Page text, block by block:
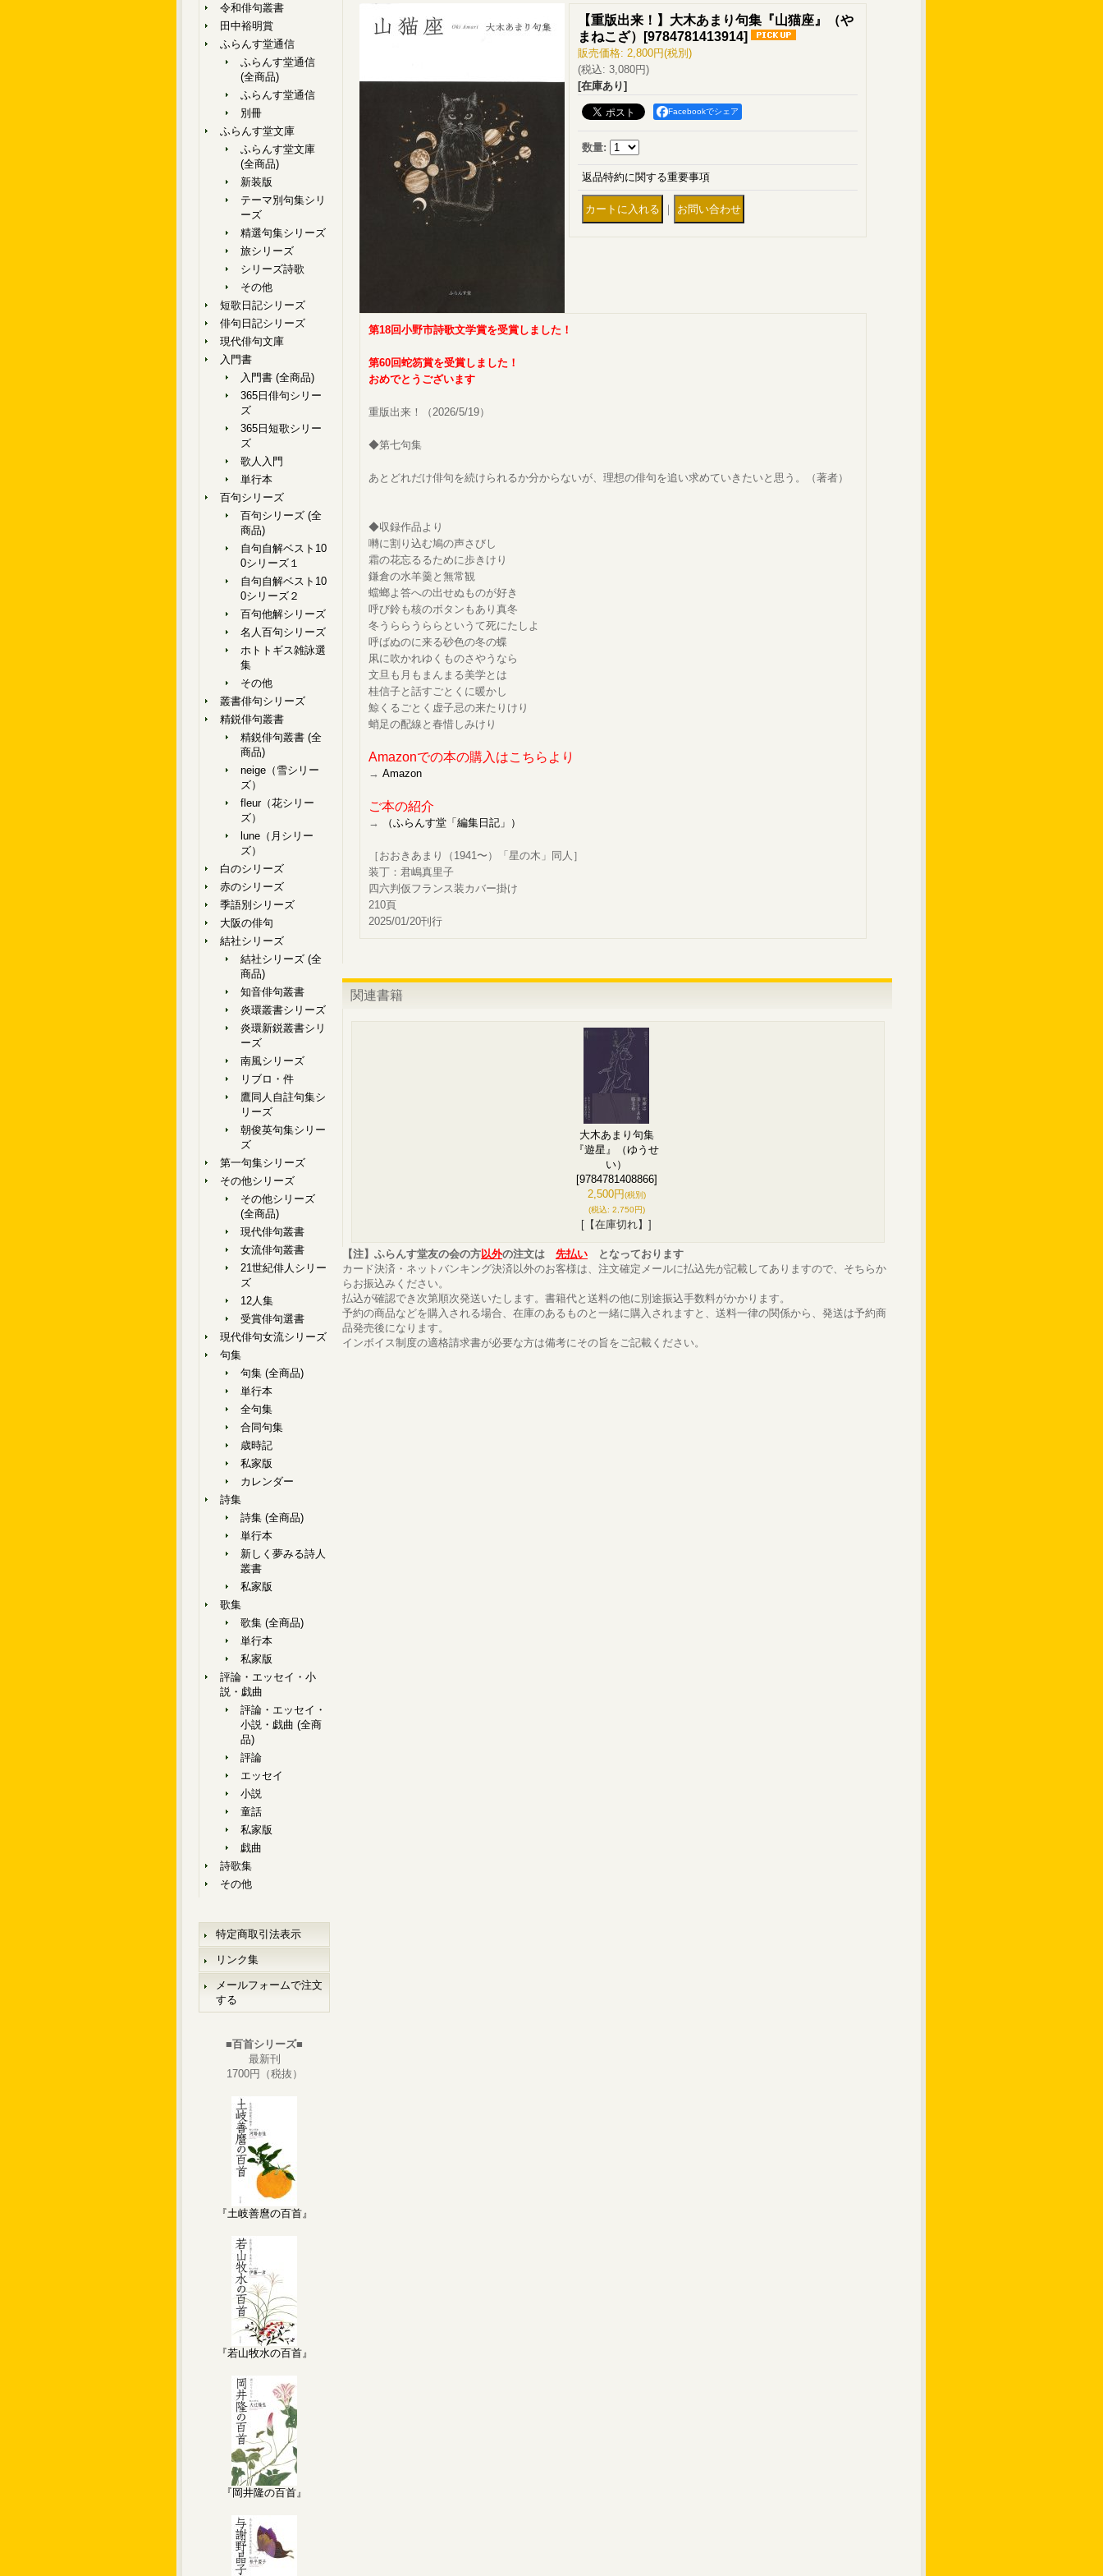
令和俳句叢書
田中裕明賞
ふらんす堂通信
ふらんす堂通信
(全商品)
ふらんす堂通信
別冊
ふらんす堂文庫
ふらんす堂文庫
(全商品)
新装版
テーマ別句集シリ
ーズ
精選句集シリーズ
旅シリーズ
シリーズ詩歌
その他
短歌日記シリーズ
俳句日記シリーズ
現代俳句文庫
入門書
入門書 (全商品)
365日俳句シリー
ズ
365日短歌シリー
ズ
歌人入門
単行本
百句シリーズ
百句シリーズ (全
商品)
自句自解ベスト10
0シリーズ１
自句自解ベスト10
0シリーズ２
百句他解シリーズ
名人百句シリーズ
ホトトギス雑詠選
集
その他
叢書俳句シリーズ
精鋭俳句叢書
精鋭俳句叢書 (全
商品)
neige（雪シリー
ズ）
fleur（花シリー
ズ）
lune（月シリー
ズ）
白のシリーズ
赤のシリーズ
季語別シリーズ
大阪の俳句
結社シリーズ
結社シリーズ (全
商品)
知音俳句叢書
炎環叢書シリーズ
炎環新鋭叢書シリ
ーズ
南風シリーズ
リブロ・件
鷹同人自註句集シ
リーズ
朝俊英句集シリー
ズ
第一句集シリーズ
その他シリーズ
その他シリーズ
(全商品)
現代俳句叢書
女流俳句叢書
21世紀俳人シリー
ズ
12人集
受賞俳句選書
現代俳句女流シリーズ
句集
句集 (全商品)
単行本
全句集
合同句集
歳時記
私家版
カレンダー
詩集
詩集 (全商品)
単行本
新しく夢みる詩人
叢書
私家版
歌集
歌集 (全商品)
単行本
私家版
評論・エッセイ・小
説・戯曲
評論・エッセイ・
小説・戯曲 (全商
品)
評論
エッセイ
小説
童話
私家版
戯曲
詩歌集
その他
特定商取引法表示
リンク集
メールフォームで注文
する
■百首シリーズ■
最新刊
1700円（税抜）
『土岐善麿の百首』
『若山牧水の百首』
『岡井隆の百首』
【重版出来！】大木あまり句集『山猫座』（や
まねこざ）
[9784781413914]
販売価格: 2,800円(税別)
(税込: 3,080円)
[在庫あり]
Facebookでシェア
数量:
返品特約に関する重要事項
｜
第18回小野市詩歌文学賞を受賞しました！
第60回蛇笏賞を受賞しました！
おめでとうございます
重版出来！（2026/5/19）
◆第七句集
あとどれだけ俳句を続けられるか分からないが、理想の俳句を追い求めていきたいと思う。（著者）
◆収録作品より
囀に割り込む鳩の声さびし
霜の花忘るるために歩きけり
鎌倉の水羊羹と無常観
蟷螂よ答への出せぬものが好き
呼び鈴も核のボタンもあり真冬
冬うららうららというて死にたしよ
呼ばぬのに来る砂色の冬の蝶
凩に吹かれゆくものさやうなら
文旦も月もまんまる美学とは
桂信子と話すごとくに暖かし
鯨くるごとく虚子忌の来たりけり
蛸足の配線と春惜しみけり
Amazonでの本の購入はこちらより
→ Amazon
ご本の紹介
→ （ふらんす堂「編集日記」）
［おおきあまり（1941〜）「星の木」同人］
装丁：君嶋真里子
四六判仮フランス装カバー掛け
210頁
2025/01/20刊行
関連書籍
大木あまり句集
『遊星』（ゆうせ
い）
[9784781408866]
2,500円(税別)
(税込: 2,750円)
[【在庫切れ】]
【注】ふらんす堂友の会の方以外の注文は 先払い となっております
カード決済・ネットバンキング決済以外のお客様は、注文確定メールに払込先が記載してありますので、そちらか
らお振込みください。
払込が確認でき次第順次発送いたします。書籍代と送料の他に別途振込手数料がかかります。
予約の商品などを購入される場合、在庫のあるものと一緒に購入されますと、送料一律の関係から、発送は予約商
品発売後になります。
インボイス制度の適格請求書が必要な方は備考にその旨をご記載ください。